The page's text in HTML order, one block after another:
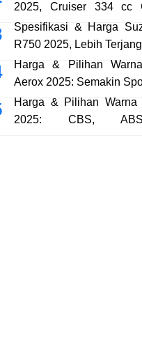
2025, Cruiser 334 cc
Jutaan…!!
Spesifikasi & Harga
R750 2025, Lebih
Harga & Pilihan
Aerox 2025: Semakin
Harga & Pilihan
2025: CBS,